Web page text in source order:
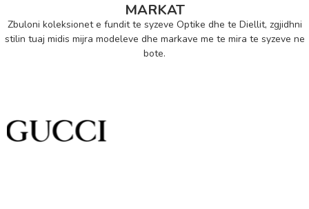
MARKAT
Zbuloni koleksionet e fundit te syzeve Optike dhe te Diellit, zgjidhni
stilin tuaj midis mijra modeleve dhe markave me te mira te syzeve ne
bote.